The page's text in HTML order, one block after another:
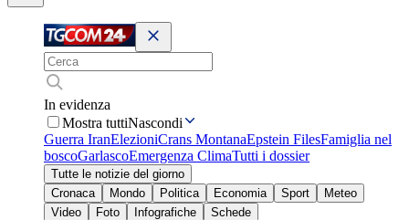
In evidenza
Mostra tuttiNascondi
Guerra IranElezioniCrans MontanaEpstein FilesFamiglia nel
boscoGarlascoEmergenza ClimaTutti i dossier
Tutte le notizie del giorno
Cronaca
Mondo Politica Economia Sport
Meteo
Video
Foto Infografiche
Schede